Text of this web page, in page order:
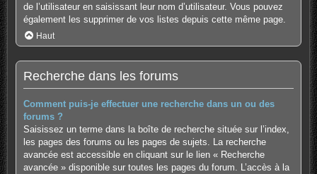
de l’utilisateur en saisissant leur nom d’utilisateur. Vous pouvez
également les supprimer de vos listes depuis cette même page.
Haut
Recherche dans les forums
Comment puis-je effectuer une recherche dans un ou des
forums ?
Saisissez un terme dans la boîte de recherche située sur l’index,
les pages des forums ou les pages de sujets. La recherche
avancée est accessible en cliquant sur le lien « Recherche
avancée » disponible sur toutes les pages du forum. L’accès à la